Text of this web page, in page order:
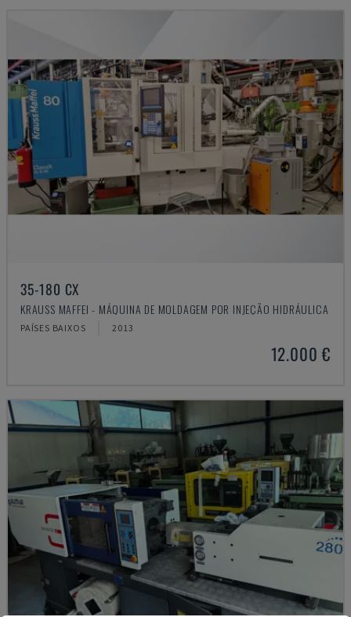
35-180 CX
KRAUSS MAFFEI - MÁQUINA DE MOLDAGEM POR INJEÇÃO HIDRÁULICA
PAÍSES BAIXOS 2013
12.000 €